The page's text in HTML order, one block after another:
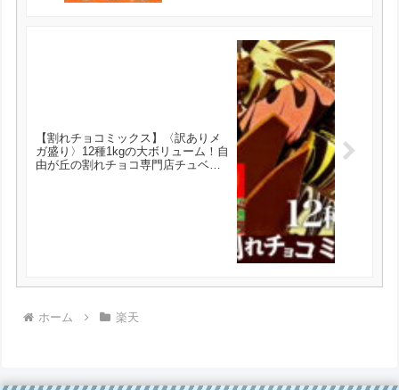
【割れチョコミックス】〈訳ありメ
ガ盛り〉12種1kgの大ボリューム！自
由が丘の割れチョコ専門店チュベ・
ホーム 楽天